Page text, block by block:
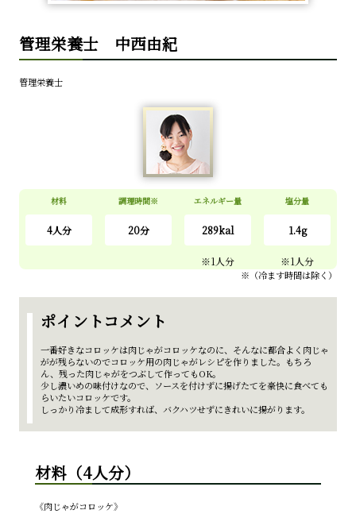
管理栄養士 中西由紀
管理栄養士
材料
4人分
調理時間※
20分
エネルギー量
289kal
塩分量
1.4g
※（冷ます時間は除く）
ポイントコメント
一番好きなコロッケは肉じゃがコロッケなのに、そんなに都合よく肉じゃ
がが残らないのでコロッケ用の肉じゃがレシピを作りました。もちろ
ん、残った肉じゃがをつぶして作ってもOK。
少し濃いめの味付けなので、ソースを付けずに揚げたてを豪快に食べても
らいたいコロッケです。
しっかり冷まして成形すれば、バクハツせずにきれいに揚がります。
材料（4人分）
《肉じゃがコロッケ》